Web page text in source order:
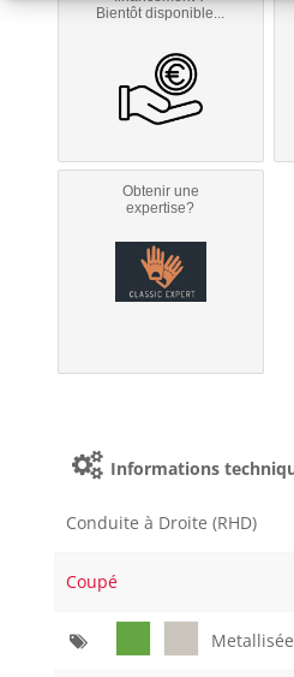
Bientôt disponible...
Obtenir une
expertise?
Informations
Conduite à Droite (RHD)
Coupé
Metallisée